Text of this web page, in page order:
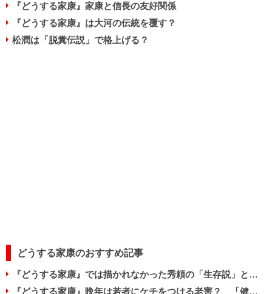
『どうする家康』家康と信長の友好関係
『どうする家康』は大河の伝統を覆す？
松潤は「脱糞伝説」で格上げる？
どうする家康のおすすめ記事
『どうする家康』では描かれなかった秀頼の「生存説」と子どもたちの数奇な運命
『どうする家康』晩年は若者にケチをつける老害？ 「健康マニア」家康の死因とは